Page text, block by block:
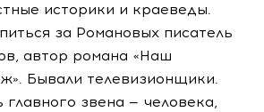
историки и краеведы.
за Романовых писатель
автор романа «Наш
Бывали телевизионщики.
звена — человека,